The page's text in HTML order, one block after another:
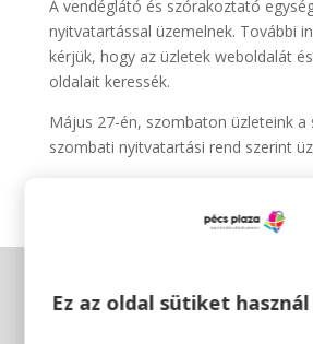
A vendéglátó és szórakoztató
nyitvatartással üzemelnek. További
kérjük, hogy az üzletek weboldalát
oldalait keressék.
Május 27-én, szombaton üzleteink a
szombati nyitvatartási rend szerint
Ez az oldal sütiket használ